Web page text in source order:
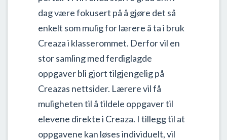
dag være fokusert på å gjøre det så
enkelt som mulig for lærere å ta i bruk
Creaza i klasserommet. Derfor vil en
stor samling med ferdiglagde
oppgaver bli gjort tilgjengelig på
Creazas nettsider. Lærere vil få
muligheten til å tildele oppgaver til
elevene direkte i Creaza. I tillegg til at
oppgavene kan løses individuelt, vil